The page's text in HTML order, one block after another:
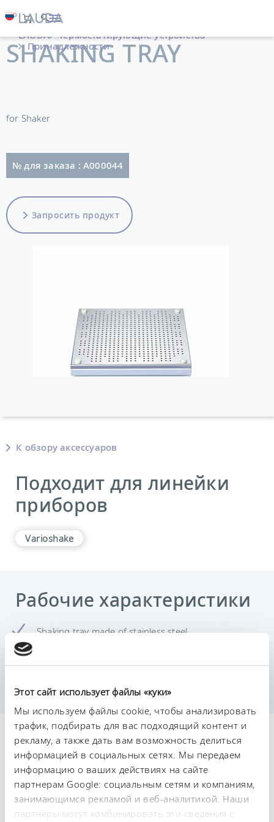
Этот сайт использует файлы «куки»
Мы используем файлы cookie, чтобы анализировать
трафик, подбирать для вас подходящий контент и
рекламу, а также дать вам возможность делиться
информацией в социальных сетях. Мы передаем
информацию о ваших действиях на сайте
партнерам Google: социальным сетям и компаниям,
занимающимся рекламой и веб-аналитикой. Наши
партнеры могут комбинировать эти сведения с
LAUDA
Термостатирующие устройства
Принадлежности
SHAKING TRAY
for Shaker
№ для заказа : A000044
Запросить продукт
К обзору аксессуаров
Подходит для линейки
приборов
Varioshake
Рабочие характеристики
Shaking tray made of stainless steel.
to fix test tube racks A000059 and A000060.
Технические
характеристики (согл.
DIN 12876)